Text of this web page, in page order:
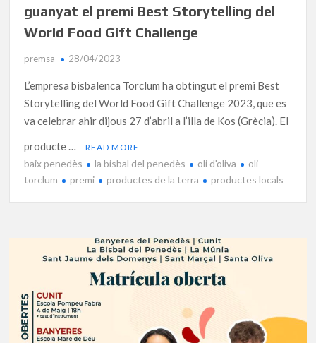
guanyat el premi Best Storytelling del
World Food Gift Challenge
premsa 28/04/2023
L’empresa bisbalenca Torclum ha obtingut el premi Best
Storytelling del World Food Gift Challenge 2023, que es
va celebrar ahir dijous 27 d’abril a l’illa de Kos (Grècia). El
producte …
READ MORE
baix penedès la bisbal del penedès oli d'oliva
oli
torclum
premi productes de la terra productes locals